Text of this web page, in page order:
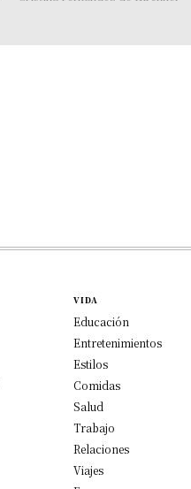
VIDA
Educación
Entretenimientos
Estilos
Comidas
Salud
Trabajo
Relaciones
Viajes